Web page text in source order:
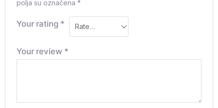
polja su označena*
Your rating *
Your review *